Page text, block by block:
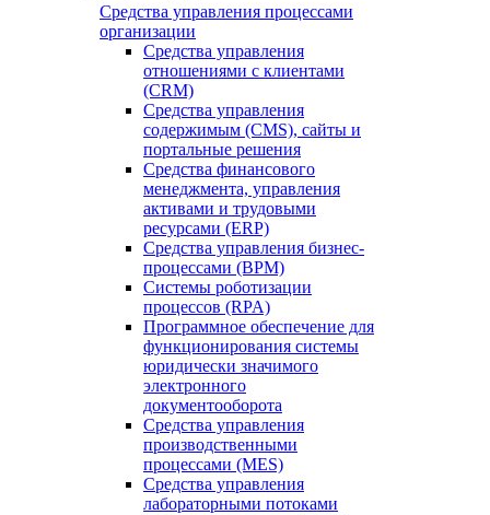
Средства управления процессами
организации
Средства управления
отношениями с клиентами
(CRM)
Средства управления
содержимым (CMS), сайты и
портальные решения
Средства финансового
менеджмента, управления
активами и трудовыми
ресурсами (ERP)
Средства управления бизнес-
процессами (BPM)
Системы роботизации
процессов (RPA)
Программное обеспечение для
функционирования системы
юридически значимого
электронного
документооборота
Средства управления
производственными
процессами (MES)
Средства управления
лабораторными потоками